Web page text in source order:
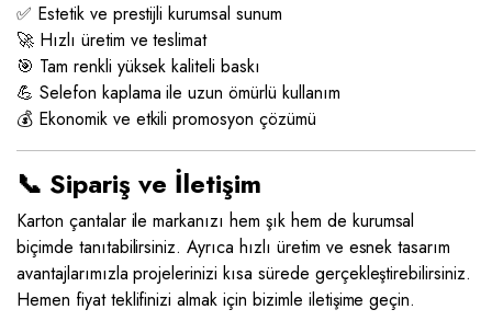
✅ Estetik ve prestijli kurumsal sunum
🚀 Hızlı üretim ve teslimat
🎯 Tam renkli yüksek kaliteli baskı
💪 Selefon kaplama ile uzun ömürlü kullanım
💰 Ekonomik ve etkili promosyon çözümü
📞 Sipariş ve İletişim
Karton çantalar ile markanızı hem şık hem de kurumsal
biçimde tanıtabilirsiniz. Ayrıca hızlı üretim ve esnek tasarım
avantajlarımızla projelerinizi kısa sürede gerçekleştirebilirsiniz.
Hemen fiyat teklifinizi almak için bizimle iletişime geçin.